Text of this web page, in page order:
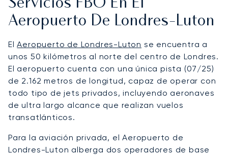
Servicios FBO En El
Aeropuerto De Londres-Luton
ElAeropuerto de Londres-Luton se encuentra a
unos 50 kilómetros al norte del centro de Londres.
El aeropuerto cuenta con una única pista (07/25)
de 2.162 metros de longitud, capaz de operar con
todo tipo de jets privados, incluyendo aeronaves
de ultra largo alcance que realizan vuelos
transatlánticos.
Para la aviación privada, el Aeropuerto de
Londres-Luton alberga dos operadores de base